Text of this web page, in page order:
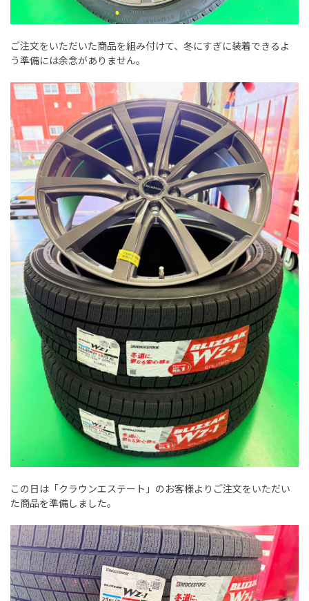
ご注文をいただいた商品を組み付けて、冬にすぎに装着できるよ
う準備には余念がありません。
この日は「クラウンエステート」のお客様よりご注文をいただい
た商品を準備しました。